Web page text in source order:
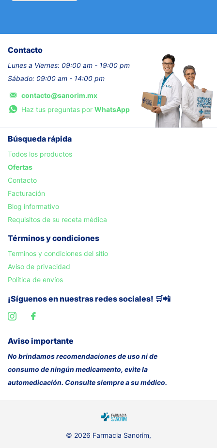
Contacto
Lunes a Viernes: 09:00 am - 19:00 pm
Sábado: 09:00 am - 14:00 pm
contacto@sanorim.mx
Haz tus preguntas por WhatsApp
Búsqueda rápida
Todos los productos
Ofertas
Contacto
Facturación
Blog informativo
Requisitos de su receta médica
Términos y condiciones
Terminos y condiciones del sitio
Aviso de privacidad
Política de envíos
¡Síguenos en nuestras redes sociales! 🛒📲
Aviso importante
No brindamos recomendaciones de uso ni de
consumo de ningún medicamento, evite la
automedicación. Consulte siempre a su médico.
© 2026 Farmacia Sanorim,